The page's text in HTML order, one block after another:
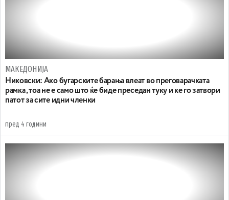
МАКЕДОНИЈА
Никовски: Ако бугарските барања влеат во преговарачката
рамка , тоа не е само што ќе биде преседан туку и ке го затвори
патот за сите идни членки
пред 4 години